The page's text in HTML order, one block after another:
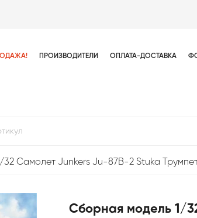
ПРОИЗВОДИТЕЛИ ОПЛАТА-ДОСТАВКА
Самолет Junkers Ju-87B-2 Stuka
Сборная модель 1/